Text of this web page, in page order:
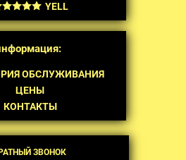
YELL
ОБСЛУЖИВАНИЯ
ЦЕНЫ
КОНТАКТЫ
ЗВОНОК